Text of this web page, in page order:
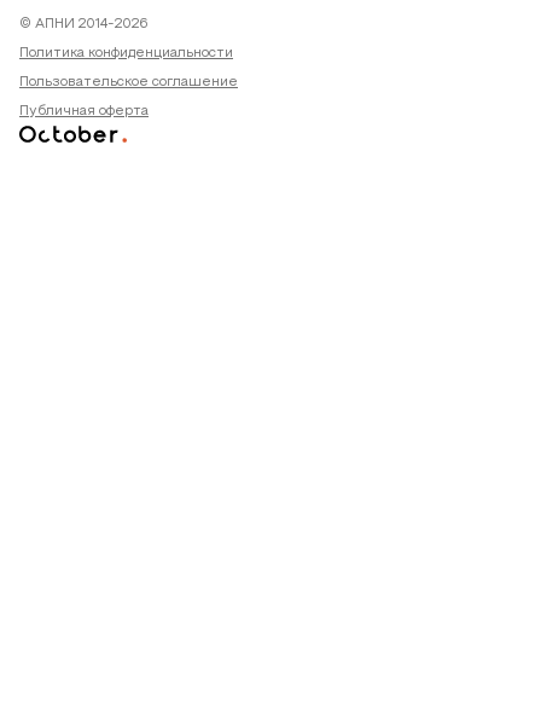
© АПНИ 2014-2026
Политика конфиденциальности
Пользовательское соглашение
Публичная оферта